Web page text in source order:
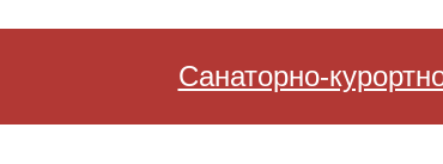
Санаторно-